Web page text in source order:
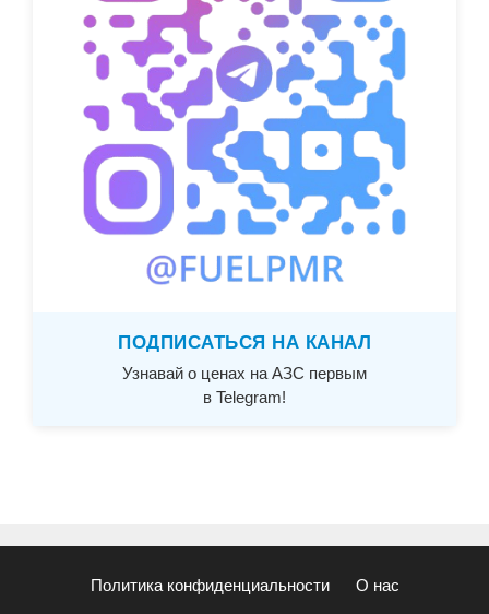
ПОДПИСАТЬСЯ НА КАНАЛ
Узнавай о ценах на АЗС первым
в Telegram!
Политика конфиденциальности О нас